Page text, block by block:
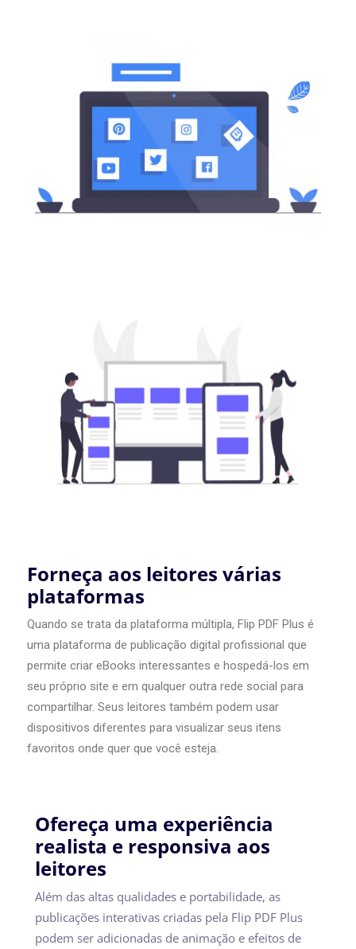
Forneça aos leitores várias
plataformas
Quando se trata da plataforma múltipla, Flip PDF Plus é
uma plataforma de publicação digital profissional que
permite criar eBooks interessantes e hospedá-los em
seu próprio site e em qualquer outra rede social para
compartilhar. Seus leitores também podem usar
dispositivos diferentes para visualizar seus itens
favoritos onde quer que você esteja.
Ofereça uma experiência
realista e responsiva aos
leitores
Além das altas qualidades e portabilidade, as
publicações interativas criadas pela Flip PDF Plus
podem ser adicionadas de animação e efeitos de